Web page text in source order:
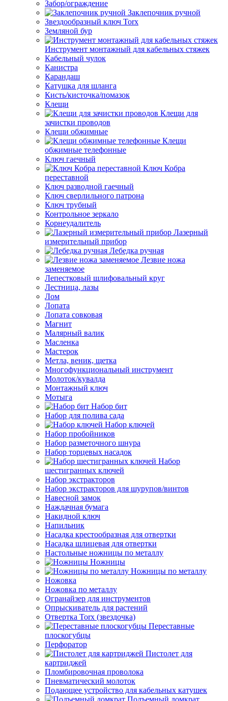
Забор/ограждение
Заклепочник ручной
Звездообразный ключ Torx
Земляной бур
Инструмент монтажный для кабельных стяжек
Кабельный чулок
Канистра
Карандаш
Катушка для шланга
Кисть/кисточка/помазок
Клещи
Клещи для
зачистки проводов
Клещи обжимные
Клещи
обжимные телефонные
Ключ гаечный
Ключ Кобра
переставной
Ключ разводной гаечный
Ключ сверлильного патрона
Ключ трубный
Контрольное зеркало
Корнеудалитель
Лазерный
измерительный прибор
Лебедка ручная
Лезвие ножа
заменяемое
Лепестковый шлифовальный круг
Лестница, лазы
Лом
Лопата
Лопата совковая
Магнит
Малярный валик
Масленка
Мастерок
Метла, веник, щетка
Многофункциональный инструмент
Молоток/кувалда
Монтажный ключ
Мотыга
Набор бит
Набор для полива сада
Набор ключей
Набор пробойников
Набор разметочного шнура
Набор торцевых насадок
Набор
шестигранных ключей
Набор экстракторов
Набор экстракторов для шурупов/винтов
Навесной замок
Наждачная бумага
Накидной ключ
Напильник
Насадка крестообразная для отвертки
Насадка шлицевая для отвертки
Настольные ножницы по металлу
Ножницы
Ножницы по металлу
Ножовка
Ножовка по металлу
Огранайзер для инструментов
Опрыскиватель для растений
Отвертка Torx (звездочка)
Переставные
плоскогубцы
Перфоратор
Пистолет для
картриджей
Пломбировочная проволока
Пневматический молоток
Подающее устройство для кабельных катушек
Подъемный домкрат